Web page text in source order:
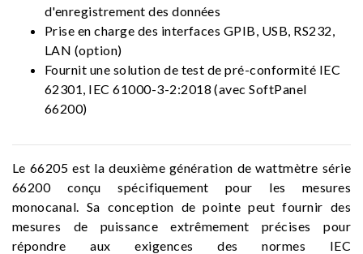
d'enregistrement des données
Prise en charge des interfaces GPIB, USB, RS232,
LAN (option)
Fournit une solution de test de pré-conformité IEC
62301, IEC 61000-3-2:2018 (avec SoftPanel
66200)
Le 66205 est la deuxième génération de wattmètre série
66200 conçu spécifiquement pour les mesures
monocanal. Sa conception de pointe peut fournir des
mesures de puissance extrêmement précises pour
répondre aux exigences des normes IEC